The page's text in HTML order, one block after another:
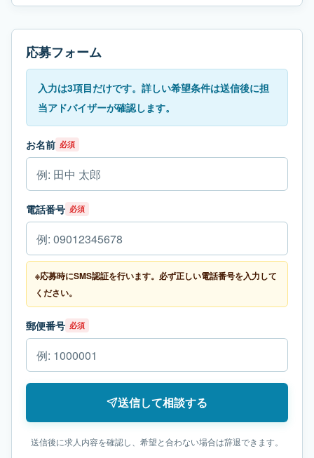
応募フォーム
入力は3項目だけです。詳しい希望条件は送信後に担
当アドバイザーが確認します。
お名前 必須
電話番号 必須
※応募時にSMS認証を行います。必ず正しい電話番号を入力して
ください。
郵便番号 必須
送信して相談する
送信後に求人内容を確認し、希望と合わない場合は辞退できます。